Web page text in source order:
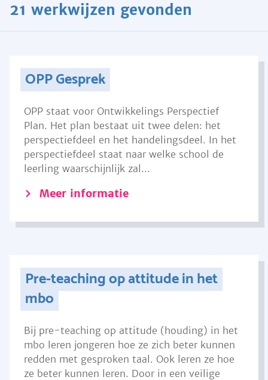
21 werkwijzen gevonden
OPP Gesprek
OPP staat voor Ontwikkelings Perspectief
Plan. Het plan bestaat uit twee delen: het
perspectiefdeel en het handelingsdeel. In het
perspectiefdeel staat naar welke school de
leerling waarschijnlijk zal...
Meer informatie
Pre-teaching op attitude in het
mbo
Bij pre-teaching op attitude (houding) in het
mbo leren jongeren hoe ze zich beter kunnen
redden met gesproken taal. Ook leren ze hoe
ze beter kunnen leren. Door in een veilige